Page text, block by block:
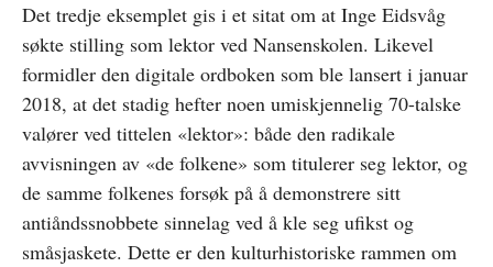
Det tredje eksemplet gis i et sitat om at Inge Eidsvåg
søkte stilling som lektor ved Nansenskolen. Likevel
formidler den digitale ordboken som ble lansert i januar
2018, at det stadig hefter noen umiskjennelig 70-talske
valører ved tittelen «lektor»: både den radikale
avvisningen av «de folkene» som titulerer seg lektor, og
de samme folkenes forsøk på å demonstrere sitt
antiåndssnobbete sinnelag ved å kle seg ufikst og
småsjaskete. Dette er den kulturhistoriske rammen om